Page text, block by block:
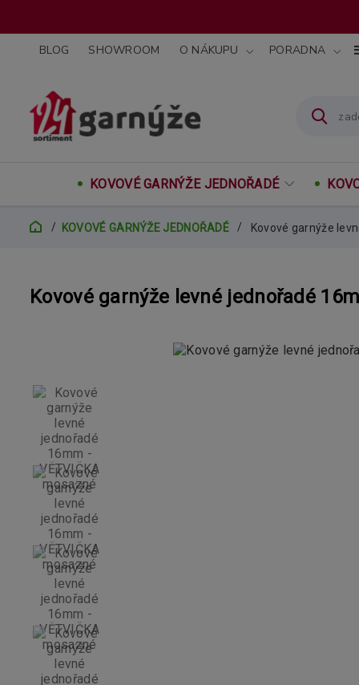
BLOG SHOWROOM O NÁKUPU PORADNA
KOVOVÉ GARNÝŽE JEDNOŘADÉ
KOVOVÉ GARNÝŽE JEDNOŘADÉ Kovové garnýže
Kovové garnýže levné jednořadé